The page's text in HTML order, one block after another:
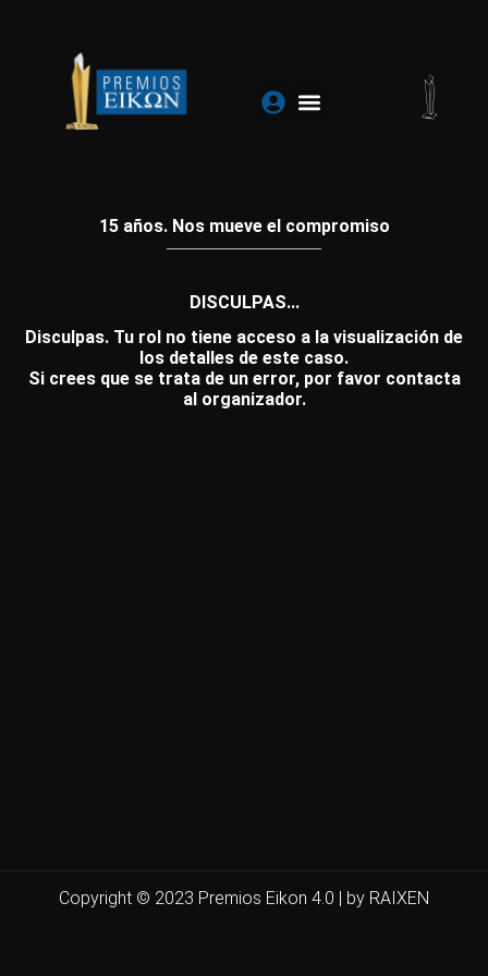
contenido
15 años. Nos mueve el compromiso
DISCULPAS...
Disculpas. Tu rol no tiene acceso a la visualización de
los detalles de este caso.
Si crees que se trata de un error, por favor contacta
al organizador.
Copyright © 2023 Premios Eikon 4.0 | by RAIXEN